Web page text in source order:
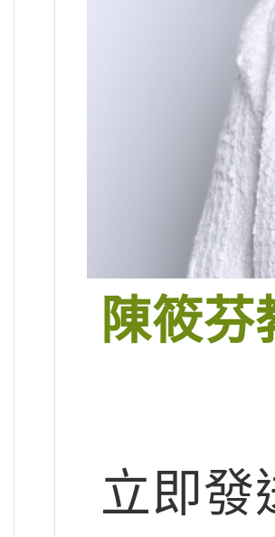
陳筱芬
立即發